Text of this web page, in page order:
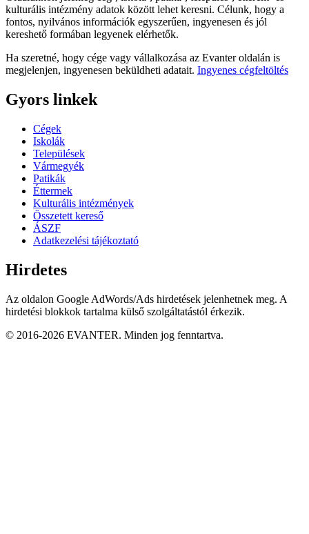
kulturális intézmény adatok között lehet keresni. Célunk, hogy a
fontos, nyilvános információk egyszerűen, ingyenesen és jól
kereshető formában legyenek elérhetők.
Ha szeretné, hogy cége vagy vállalkozása az Evanter oldalán is
megjelenjen, ingyenesen beküldheti adatait. Ingyenes cégfeltöltés
Gyors linkek
Cégek
Iskolák
Települések
Vármegyék
Patikák
Éttermek
Kulturális intézmények
Összetett kereső
ÁSZF
Adatkezelési tájékoztató
Hirdetes
Az oldalon Google AdWords/Ads hirdetések jelenhetnek meg. A
hirdetési blokkok tartalma külső szolgáltatástól érkezik.
© 2016-2026 EVANTER. Minden jog fenntartva.